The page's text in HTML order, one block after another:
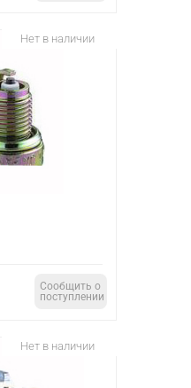
Нет в наличии
Сообщить о
поступлении
Нет в наличии